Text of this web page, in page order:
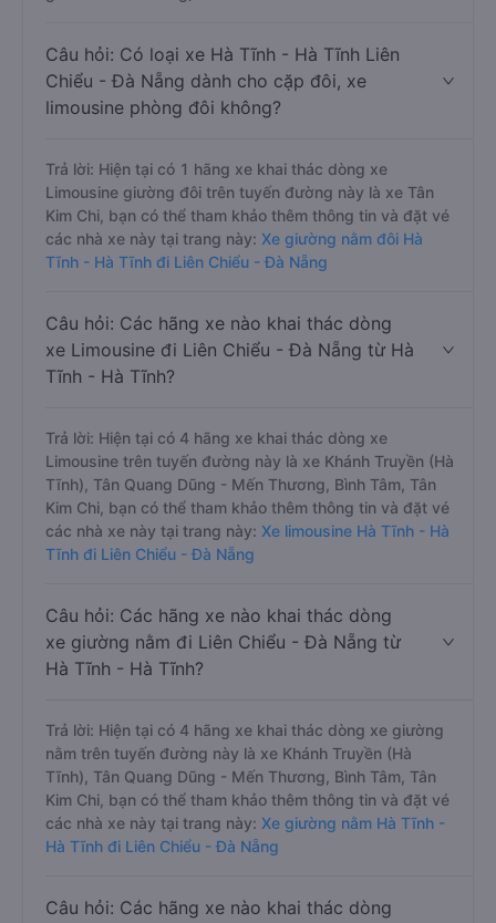
Câu hỏi: Có loại xe Hà Tĩnh - Hà Tĩnh Liên
Chiểu - Đà Nẵng dành cho cặp đôi, xe
limousine phòng đôi không?
Trả lời: Hiện tại có 1 hãng xe khai thác dòng xe
Limousine giường đôi trên tuyến đường này là xe Tân
Kim Chi, bạn có thể tham khảo thêm thông tin và đặt vé
các nhà xe này tại trang này: Xe giường nằm đôi Hà
Tĩnh - Hà Tĩnh đi Liên Chiểu - Đà Nẵng
Câu hỏi: Các hãng xe nào khai thác dòng
xe Limousine đi Liên Chiểu - Đà Nẵng từ Hà
Tĩnh - Hà Tĩnh?
Trả lời: Hiện tại có 4 hãng xe khai thác dòng xe
Limousine trên tuyến đường này là xe Khánh Truyền (Hà
Tĩnh), Tân Quang Dũng - Mến Thương, Bình Tâm, Tân
Kim Chi, bạn có thể tham khảo thêm thông tin và đặt vé
các nhà xe này tại trang này: Xe limousine Hà Tĩnh - Hà
Tĩnh đi Liên Chiểu - Đà Nẵng
Câu hỏi: Các hãng xe nào khai thác dòng
xe giường nằm đi Liên Chiểu - Đà Nẵng từ
Hà Tĩnh - Hà Tĩnh?
Trả lời: Hiện tại có 4 hãng xe khai thác dòng xe giường
nằm trên tuyến đường này là xe Khánh Truyền (Hà
Tĩnh), Tân Quang Dũng - Mến Thương, Bình Tâm, Tân
Kim Chi, bạn có thể tham khảo thêm thông tin và đặt vé
các nhà xe này tại trang này: Xe giường nằm Hà Tĩnh -
Hà Tĩnh đi Liên Chiểu - Đà Nẵng
Câu hỏi: Các hãng xe nào khai thác dòng